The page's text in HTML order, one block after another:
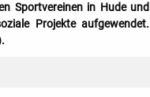
Sportvereinen in Hude und
Projekte aufgewendet.